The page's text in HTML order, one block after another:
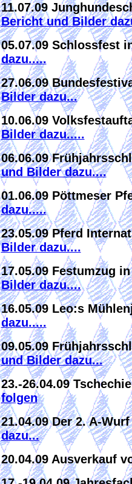
11.07.09
Bericht und Bilder
05.07.09 Schlossfest
dazu.....
27.06.09
Bilder dazu...
10.06.09
Bilder dazu.....
06.06.09
und Bilder dazu....
01.06.09 Pöttmeser
dazu.....
23.05.09 Pferd
Bilder dazu....
17.05.09 Festumzug
Bilder dazu....
16.05.09 Leo:s
dazu.....
09.05.09
und Bilder dazu...
23.-26.04.09
folgen
21.04.09 Der 2. A-
dazu...
20.04.09 Ausverkauf